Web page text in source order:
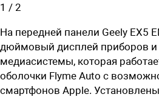
1 / 2
На передней панели Geely EX5
дюймовый дисплей приборов и
медиасистемы, которая
оболочки Flyme Auto с
смартфонов Apple.